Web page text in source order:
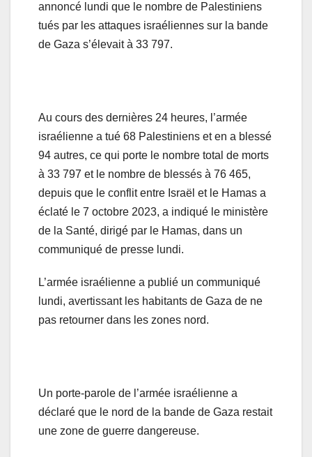
annoncé lundi que le nombre de Palestiniens
tués par les attaques israéliennes sur la bande
de Gaza s’élevait à 33 797.
Au cours des dernières 24 heures, l’armée
israélienne a tué 68 Palestiniens et en a blessé
94 autres, ce qui porte le nombre total de morts
à 33 797 et le nombre de blessés à 76 465,
depuis que le conflit entre Israël et le Hamas a
éclaté le 7 octobre 2023, a indiqué le ministère
de la Santé, dirigé par le Hamas, dans un
communiqué de presse lundi.
L’armée israélienne a publié un communiqué
lundi, avertissant les habitants de Gaza de ne
pas retourner dans les zones nord.
Un porte-parole de l’armée israélienne a
déclaré que le nord de la bande de Gaza restait
une zone de guerre dangereuse.